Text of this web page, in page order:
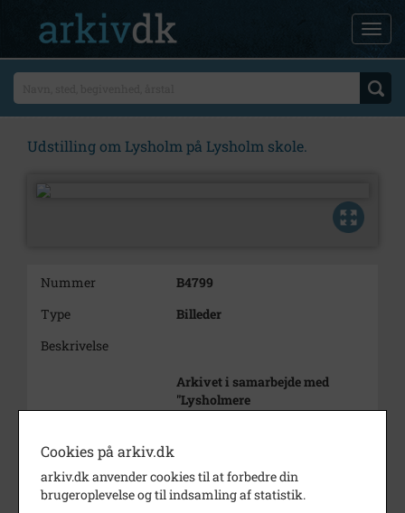
Udstilling om Lysholm på Lysholm skole.
Nummer
B4799
Type
Billeder
Beskrivelse
Arkivet i samarbejde med
"Lysholmere
Dateringsnote
Fotograf
Astrid Laurberg-Jensen
Cookies på arkiv.dk
arkiv.dk anvender cookies til at forbedre din
brugeroplevelse og til indsamling af statistik.